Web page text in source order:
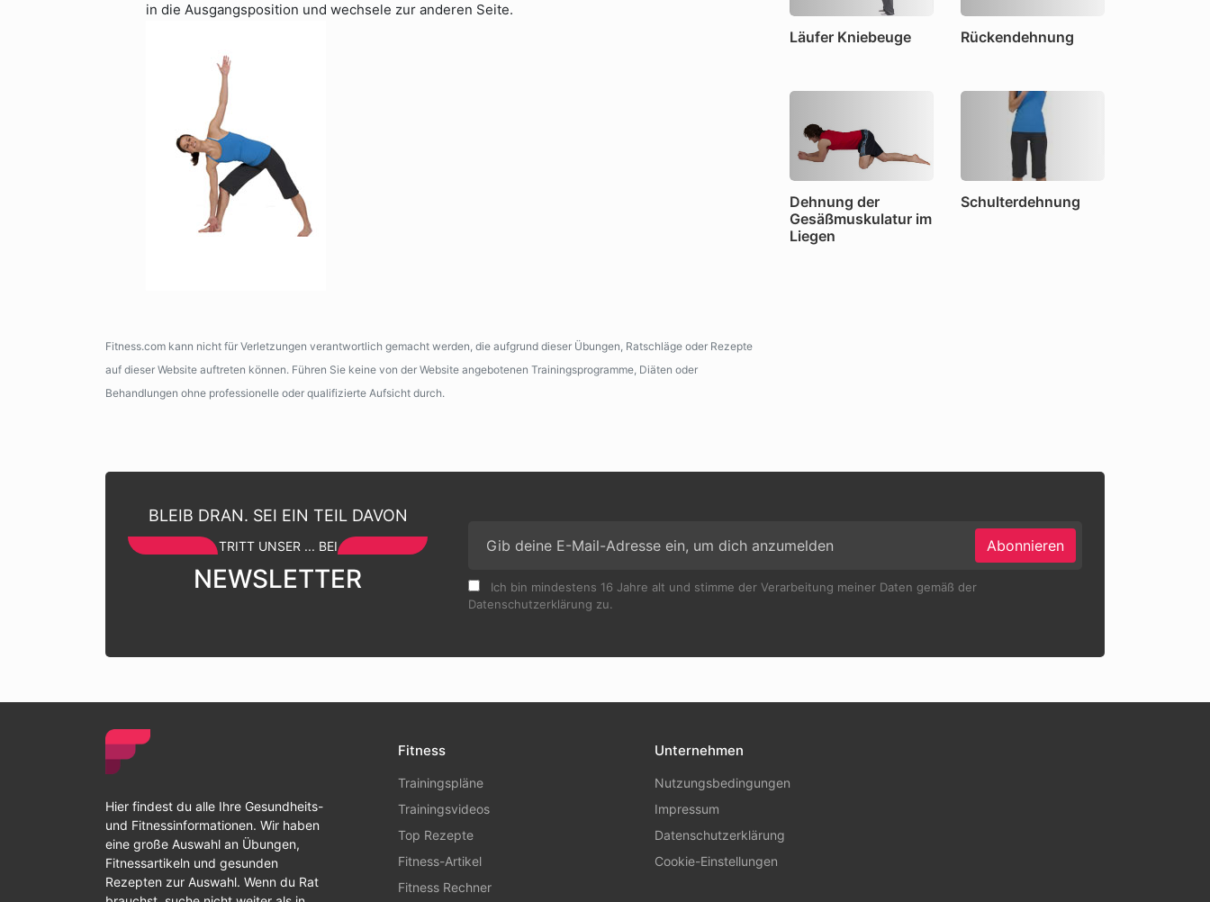
in die Ausgangsposition und wechsele zur anderen Seite.
Fitness.com kann nicht für Verletzungen verantwortlich gemacht werden, die aufgrund dieser Übungen, Ratschläge oder Rezepte
auf dieser Website auftreten können. Führen Sie keine von der Website angebotenen Trainingsprogramme, Diäten oder
Behandlungen ohne professionelle oder qualifizierte Aufsicht durch.
Läufer Kniebeuge Rückendehnung
Dehnung der
Gesäßmuskulatur im
Liegen
Schulterdehnung
BLEIB DRAN. SEI EIN TEIL DAVON
TRITT UNSER ... BEI
NEWSLETTER
Abonnieren
Ich bin mindestens 16 Jahre alt und stimme der Verarbeitung meiner Daten gemäß der
Datenschutzerklärung zu.
Hier findest du alle Ihre Gesundheits-
und Fitnessinformationen. Wir haben
eine große Auswahl an Übungen,
Fitnessartikeln und gesunden
Rezepten zur Auswahl. Wenn du Rat
Fitness
Trainingspläne
Trainingsvideos
Top Rezepte
Fitness-Artikel
Fitness Rechner
Unternehmen
Nutzungsbedingungen
Impressum
Datenschutzerklärung
Cookie-Einstellungen